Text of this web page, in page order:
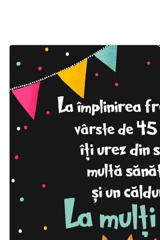
Felicitari muzicale
Felicitari muzicale personalizate
Felicitari animate
Invitatii personalizate
Conecteaza-te